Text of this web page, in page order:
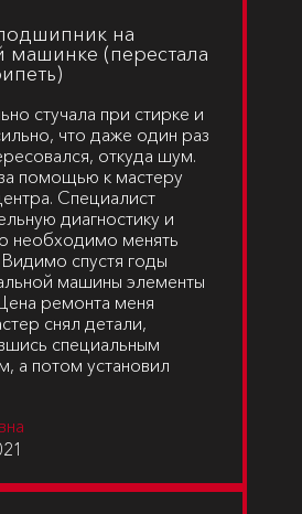
на
машинке (перестала
стучала при стирке и
что даже один раз
откуда шум.
помощью к мастеру
Специалист
диагностику и
необходимо менять
спустя годы
машины элементы
ремонта меня
снял детали,
специальным
а потом установил